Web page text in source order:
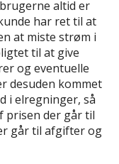
altid er
har ret til at
at miste strøm i
til at give
og eventuelle
desuden kommet
i elregninger, så
prisen der går til
går til afgifter og